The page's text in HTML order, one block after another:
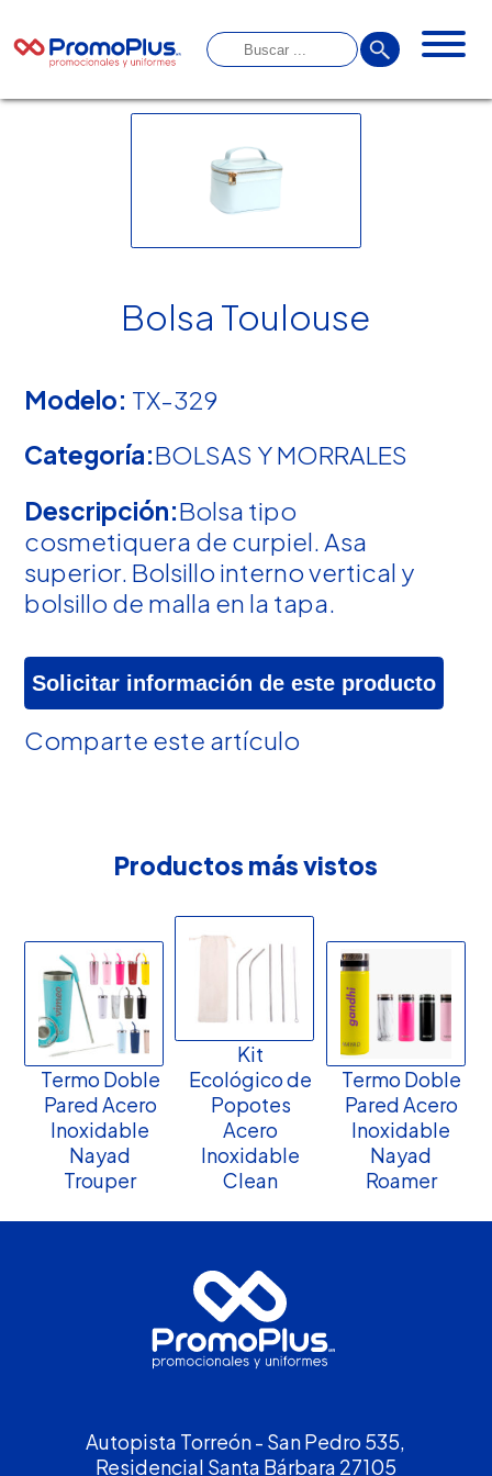
Bolsa Toulouse
Modelo: TX-329
Categoría:BOLSAS Y MORRALES
Descripción:Bolsa tipo
cosmetiquera de curpiel. Asa
superior. Bolsillo interno vertical y
bolsillo de malla en la tapa.
Solicitar información de este producto
Comparte este artículo
Productos más vistos
Termo Doble
Pared Acero
Inoxidable
Nayad
Trouper
Kit
Ecológico de
Popotes
Acero
Inoxidable
Clean
Termo Doble
Pared Acero
Inoxidable
Nayad
Roamer
Autopista Torreón - San Pedro 535,
Residencial Santa Bárbara 27105